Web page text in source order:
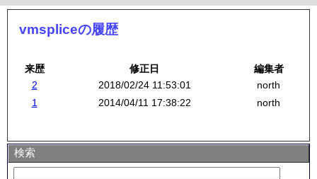
vmspliceの履歴
来歴 修正日
編集者
2
2018/02/24 11:53:01
north
1
2014/04/11 17:38:22 north
検索